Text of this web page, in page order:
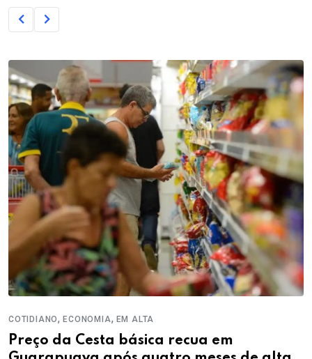
COTIDIANO,ECONOMIA, EM ALTA
Preço da Cesta básica recua em